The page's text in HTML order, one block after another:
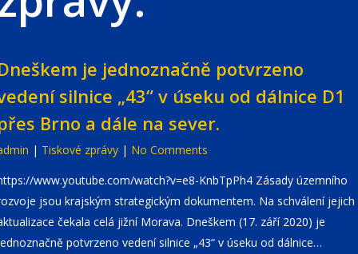
je jednoznačně potvrzeno
silnice „43“ v úseku od dálnice D1
Brno a dále na sever.
| Tiskové zprávy | No Comments
www.youtube.com/watch?v=e8-KnbTpPh4 Zásady územního
jsou krajským strategickým dokumentem. Na schválení jejich
čekala celá jižní Morava. Dneškem (17. září 2020) je
potvrzeno vedení silnice „43“ v úseku od dálnice…